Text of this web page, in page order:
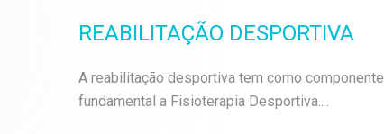
REABILITAÇÃO DESPORTIVA
A reabilitação desportiva tem como componente
fundamental a Fisioterapia Desportiva....